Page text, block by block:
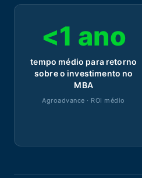
<1 ano
tempo médio para retorno
sobre o investimento no
MBA
Agroadvance · ROI médio